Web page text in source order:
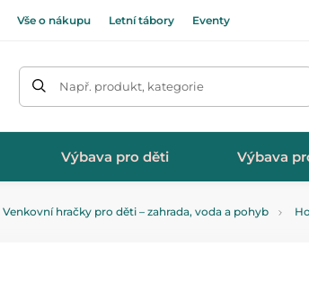
Vše o nákupu Letní tábory Eventy
Např. produkt, kategorie
Výbava pro děti Výbava
Venkovní hračky pro děti – zahrada, voda a pohyb